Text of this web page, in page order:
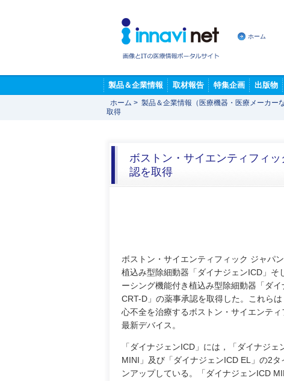
ホーム
製品＆企業情報 取材報告 特集企画 出版物
ホーム > 製品＆企業情報（医療機器・医療メーカー
取得
ボストン・サイエンティフィ
認を取得
ボストン・サイエンティフィック ジャパン
植込み型除細動器「ダイナジェンICD」そ
ーシング機能付き植込み型除細動器「ダイ
CRT-D」の薬事承認を取得した。これらは
心不全を治療するボストン・サイエンティ
最新デバイス。
「ダイナジェンICD」には，「ダイナジェ
MINI」及び「ダイナジェンICD EL」の2タ
ンアップしている。「ダイナジェンICD